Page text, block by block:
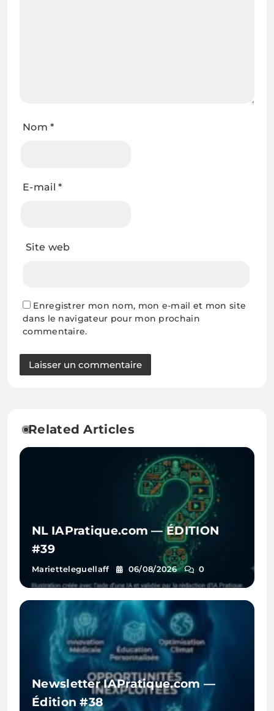
Nom*
E-mail*
Site web
Enregistrer mon nom, mon e-mail et mon site
dans le navigateur pour mon prochain
commentaire.
Related Articles
NL IAPratique.com — ÉDITION
#39
Marietteleguellaff 06/08/2026 0
Newsletter IAPratique.com —
Édition #38